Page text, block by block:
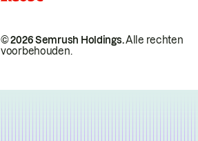
© 2026 Semrush Holdings.Alle rechten
voorbehouden.